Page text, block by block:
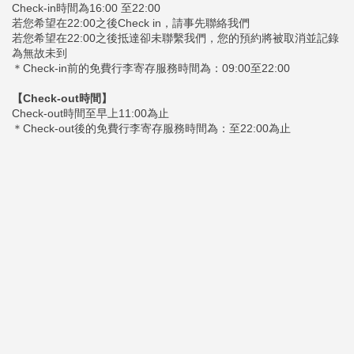
Check-in時間為16:00 至22:00
若您希望在22:00之後Check in，請事先聯絡我們
若您希望在22:00之後抵達卻未聯繫我們，您的預約將被取消並記錄
為無故未到
＊Check-in前的免費行李寄存服務時間為：09:00至22:00
【Check-out時間】
Check-out時間至早上11:00為止
＊Check-out後的免費行李寄存服務時間為：至22:00為止